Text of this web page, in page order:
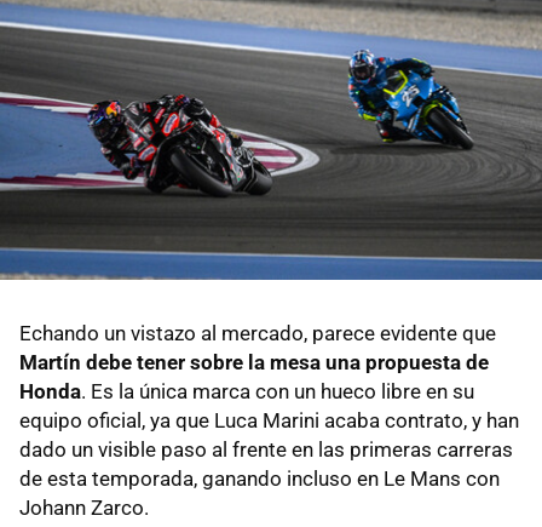
Echando un vistazo al mercado, parece evidente que
Martín debe tener sobre la mesa una propuesta de
Honda. Es la única marca con un hueco libre en su
equipo oficial, ya que Luca Marini acaba contrato, y han
dado un visible paso al frente en las primeras carreras
de esta temporada, ganando incluso en Le Mans con
Johann Zarco.